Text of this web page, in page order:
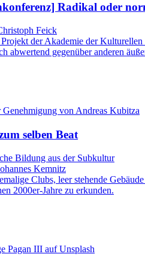
Radikal oder
Feick
der Akademie der
abwertend gegenüber anderen
von Andreas Kubitza
selben Beat
Bildung aus der Subkultur
Kemnitz
Clubs, leer stehende
2000er-Jahre zu erkunden.
Pagan III auf Unsplash